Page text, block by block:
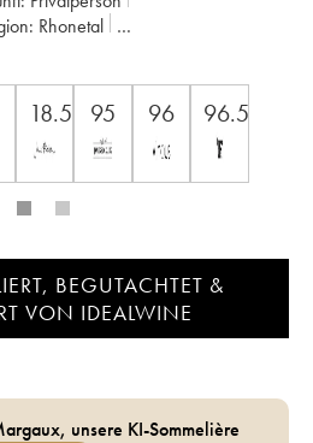
Rhonetal
Pape
18.5 95 96 96.5
BEGUTACHTET &
VON IDEALWINE
unsere KI-Sommelière